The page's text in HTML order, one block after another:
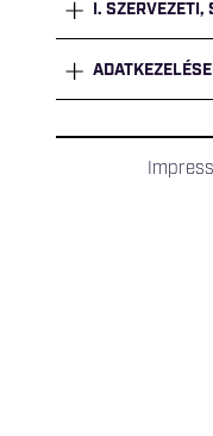
I. SZERVEZETI,